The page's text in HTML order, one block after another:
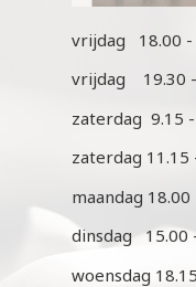
vrijdag 18.00 -
vrijdag 19.30
zaterdag 9.15
zaterdag 11.15
maandag
dinsdag 15.00
woensdag